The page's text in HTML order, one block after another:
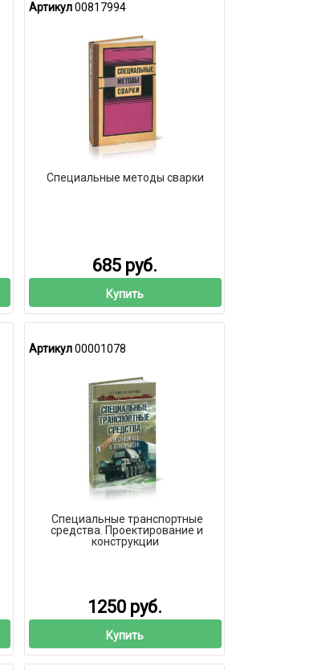
Артикул00817994
Специальные методы сварки
685 руб.
Купить
Артикул00001078
Специальные транспортные
средства. Проектирование и
конструкции
1250 руб.
Купить